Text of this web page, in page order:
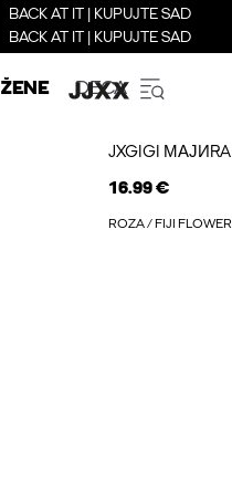
BACK AT IT | KUPUJTE SAD
BACK AT IT | KUPUJTE SAD
ŽENE DECA
JXGIGI МАЈИRA
16.99 €
ROZA / FIJI FLOWER